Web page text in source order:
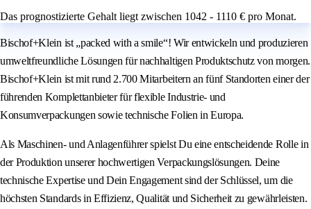
Das prognostizierte Gehalt liegt zwischen 1042 - 1110 € pro Monat.
Bischof+Klein ist „packed with a smile“! Wir entwickeln und produzieren
umweltfreundliche Lösungen für nachhaltigen Produktschutz von morgen.
Bischof+Klein ist mit rund 2.700 Mitarbeitern an fünf Standorten einer der
führenden Komplettanbieter für flexible Industrie- und
Konsumverpackungen sowie technische Folien in Europa.
Als Maschinen- und Anlagenführer spielst Du eine entscheidende Rolle in
der Produktion unserer hochwertigen Verpackungslösungen. Deine
technische Expertise und Dein Engagement sind der Schlüssel, um die
höchsten Standards in Effizienz, Qualität und Sicherheit zu gewährleisten.